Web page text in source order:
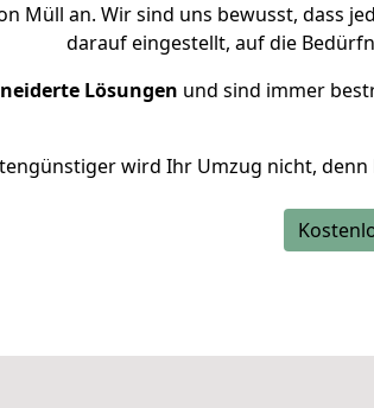
Müll an. Wir sind uns bewusst, dass
darauf eingestellt, auf die
Lösungen und sind immer
wird Ihr Umzug nicht, denn